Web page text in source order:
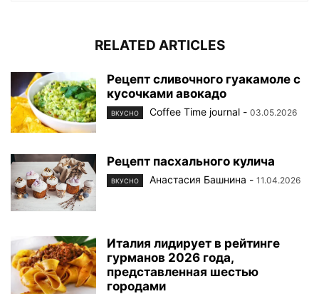
RELATED ARTICLES
Рецепт сливочного гуакамоле с
кусочками авокадо
ВКУСНО Coffee Time journal - 03.05.2026
Рецепт пасхального кулича
ВКУСНО Анастасия Башнина - 11.04.2026
Италия лидирует в рейтинге
гурманов 2026 года,
представленная шестью
городами